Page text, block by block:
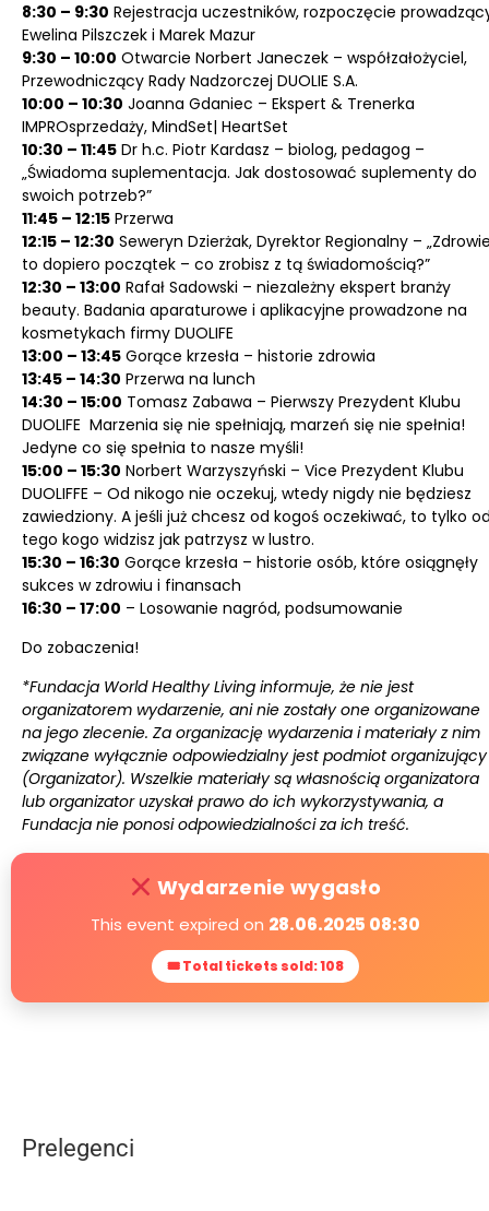
8:30 – 9:30 Rejestracja uczestników, rozpoczęcie
Ewelina Pilszczek i Marek Mazur
9:30 – 10:00 Otwarcie Norbert Janeczek – współzałożyciel,
Przewodniczący Rady Nadzorczej DUOLIE S.A.
10:00 – 10:30 Joanna Gdaniec – Ekspert & Trenerka
IMPROsprzedaży, MindSet| HeartSet
10:30 – 11:45 Dr h.c. Piotr Kardasz – biolog, pedagog –
„Świadoma suplementacja. Jak dostosować suplementy do
swoich potrzeb?”
11:45 – 12:15 Przerwa
12:15 – 12:30 Seweryn Dzierżak, Dyrektor Regionalny –
to dopiero początek – co zrobisz z tą świadomością?”
12:30 – 13:00 Rafał Sadowski – niezależny ekspert branży
beauty. Badania aparaturowe i aplikacyjne prowadzone na
kosmetykach firmy DUOLIFE
13:00 – 13:45 Gorące krzesła – historie zdrowia
13:45 – 14:30 Przerwa na lunch
14:30 – 15:00 Tomasz Zabawa – Pierwszy Prezydent Klubu
DUOLIFE Marzenia się nie spełniają, marzeń się nie spełnia!
Jedyne co się spełnia to nasze myśli!
15:00 – 15:30 Norbert Warzyszyński – Vice Prezydent Klubu
DUOLIFFE – Od nikogo nie oczekuj, wtedy nigdy nie będziesz
zawiedziony. A jeśli już chcesz od kogoś oczekiwać, to tylko
tego kogo widzisz jak patrzysz w lustro.
15:30 – 16:30 Gorące krzesła – historie osób, które osiągnęły
sukces w zdrowiu i finansach
16:30 – 17:00 – Losowanie nagród, podsumowanie
Do zobaczenia!
*Fundacja World Healthy Living informuje, że nie jest
organizatorem wydarzenie, ani nie zostały one organizowane
na jego zlecenie. Za organizację wydarzenia i materiały z nim
związane wyłącznie odpowiedzialny jest podmiot organizujący
(Organizator). Wszelkie materiały są własnością organizatora
lub organizator uzyskał prawo do ich wykorzystywania, a
Fundacja nie ponosi odpowiedzialności za ich treść.
Wydarzenie wygasło
This event expired on 28.06.2025 08:30
🎟 Total tickets sold: 108
Prelegenci